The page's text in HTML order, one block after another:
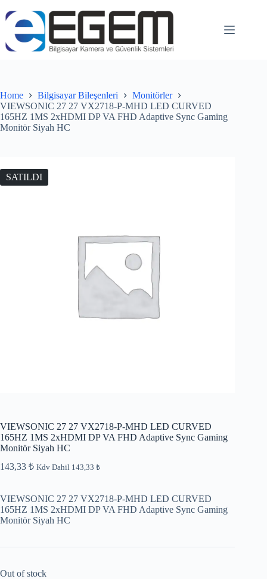
Home Bilgisayar Bileşenleri
Monitörler
VIEWSONIC 27 27 VX2718-P-MHD LED CURVED
165HZ 1MS 2xHDMI DP VA FHD Adaptive Sync Gaming
Monitör Siyah HC
SATILDI
VIEWSONIC 27 27 VX2718-P-MHD LED CURVED
165HZ 1MS 2xHDMI DP VA FHD Adaptive Sync Gaming
Monitör Siyah HC
143,33 ₺ Kdv Dahil 143,33 ₺
VIEWSONIC 27 27 VX2718-P-MHD LED CURVED
165HZ 1MS 2xHDMI DP VA FHD Adaptive Sync Gaming
Monitör Siyah HC
Out of stock